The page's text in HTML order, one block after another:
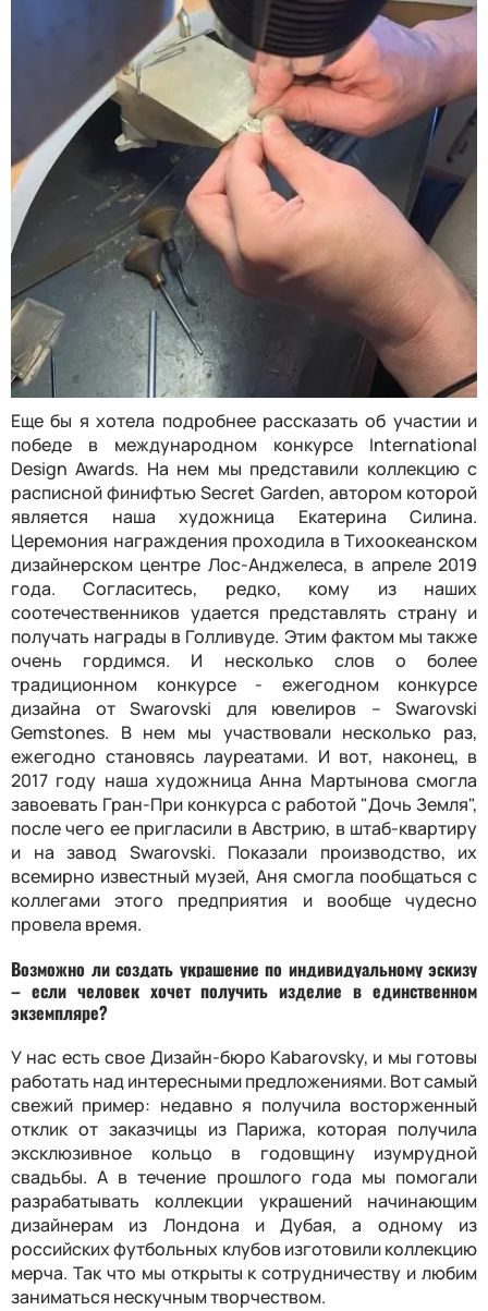
Еще бы я хотела подробнее рассказать об участии и
победе в международном конкурсе International
Design Awards. На нем мы представили коллекцию с
расписной финифтью Seсret Garden, автором которой
является наша художница Екатерина Силина.
Церемония награждения проходила в Тихоокеанском
дизайнерском центре Лос-Анджелеса, в апреле 2019
года. Согласитесь, редко, кому из наших
соотечественников удается представлять страну и
получать награды в Голливуде. Этим фактом мы также
очень гордимся. И несколько слов о более
традиционном конкурсе - ежегодном конкурсе
дизайна от Swarovski для ювелиров – Swarovski
Gemstones. В нем мы участвовали несколько раз,
ежегодно становясь лауреатами. И вот, наконец, в
2017 году наша художница Анна Мартынова смогла
завоевать Гран-При конкурса с работой "Дочь Земля",
после чего ее пригласили в Австрию, в штаб-квартиру
и на завод Swarovski. Показали производство, их
всемирно известный музей, Аня смогла пообщаться с
коллегами этого предприятия и вообще чудесно
провела время.
Возможно ли создать украшение по индивидуальному эскизу
– если человек хочет получить изделие в единственном
экземпляре?
У нас есть свое Дизайн-бюро Kabarovsky, и мы готовы
работать над интересными предложениями. Вот самый
свежий пример: недавно я получила восторженный
отклик от заказчицы из Парижа, которая получила
эксклюзивное кольцо в годовщину изумрудной
свадьбы. А в течение прошлого года мы помогали
разрабатывать коллекции украшений начинающим
дизайнерам из Лондона и Дубая, а одному из
российских футбольных клубов изготовили коллекцию
мерча. Так что мы открыты к сотрудничеству и любим
заниматься нескучным творчеством.